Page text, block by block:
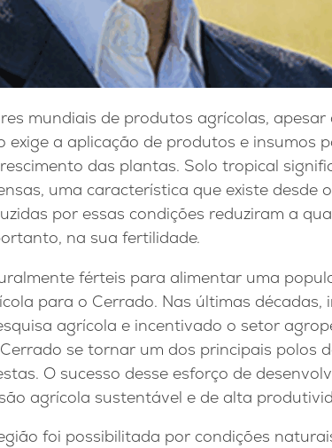
mundiais de produtos agrícolas, apesar
exige a aplicação de produtos e insumos
das plantas. Solo tropical
uma característica que existe desde
por essas condições reduziram a
na sua fertilidade.
férteis para alimentar uma
para o Cerrado. Nas últimas décadas,
agrícola e incentivado o setor
se tornar um dos principais polos
O sucesso desse esforço de
agrícola sustentável e de alta
foi possibilitada por condições